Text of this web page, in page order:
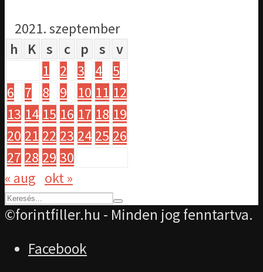
2021. szeptember
h
K s c p s
v
1
2 3 4 5
6
7 8 9 10 11 12
13 14 15 16 17 18 19
20 21 22 23 24 25 26
27 28 29 30
« aug okt »
©forintfiller.hu - Minden jog fenntartva.
Facebook